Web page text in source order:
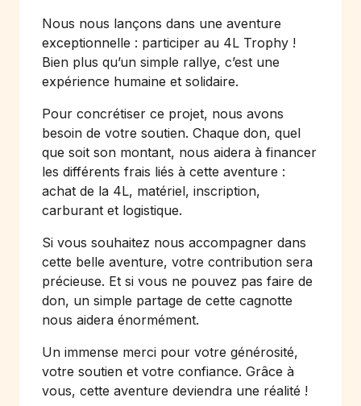
Nous nous lançons dans une aventure
exceptionnelle : participer au 4L Trophy !
Bien plus qu’un simple rallye, c’est une
expérience humaine et solidaire.
Pour concrétiser ce projet, nous avons
besoin de votre soutien. Chaque don, quel
que soit son montant, nous aidera à financer
les différents frais liés à cette aventure :
achat de la 4L, matériel, inscription,
carburant et logistique.
Si vous souhaitez nous accompagner dans
cette belle aventure, votre contribution sera
précieuse. Et si vous ne pouvez pas faire de
don, un simple partage de cette cagnotte
nous aidera énormément.
Un immense merci pour votre générosité,
votre soutien et votre confiance. Grâce à
vous, cette aventure deviendra une réalité !